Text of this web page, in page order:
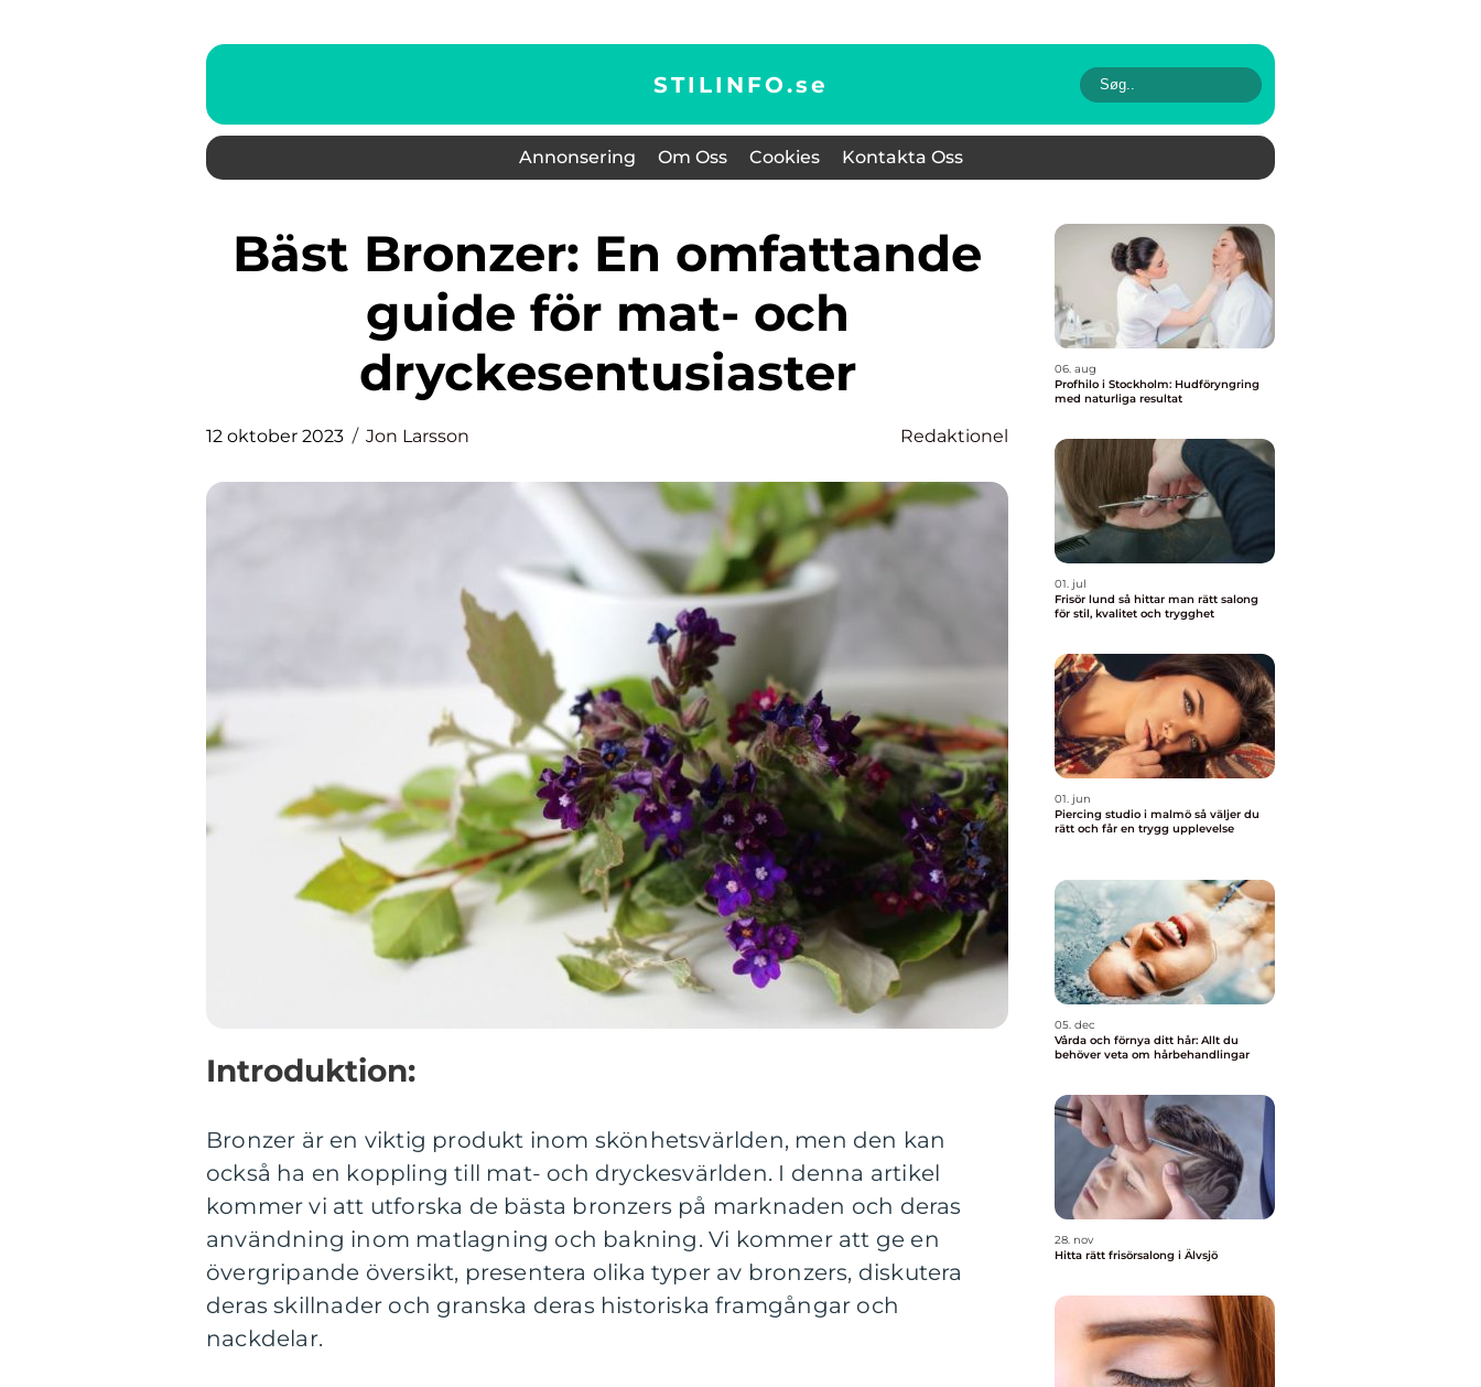
STILINFO.se
Annonsering Om Oss Cookies Kontakta Oss
Bäst Bronzer: En omfattande
guide för mat- och
dryckesentusiaster
12 oktober 2023 Jon Larsson Redaktionel
Introduktion:
Bronzer är en viktig produkt inom skönhetsvärlden, men den kan
också ha en koppling till mat- och dryckesvärlden. I denna artikel
kommer vi att utforska de bästa bronzers på marknaden och deras
användning inom matlagning och bakning. Vi kommer att ge en
övergripande översikt, presentera olika typer av bronzers, diskutera
deras skillnader och granska deras historiska framgångar och
nackdelar.
06. aug
Profhilo i Stockholm: Hudföryngring
med naturliga resultat
01. jul
Frisör lund så hittar man rätt salong
för stil, kvalitet och trygghet
01. jun
Piercing studio i malmö så väljer du
rätt och får en trygg upplevelse
05. dec
Vårda och förnya ditt hår: Allt du
behöver veta om hårbehandlingar
28. nov
Hitta rätt frisörsalong i Älvsjö